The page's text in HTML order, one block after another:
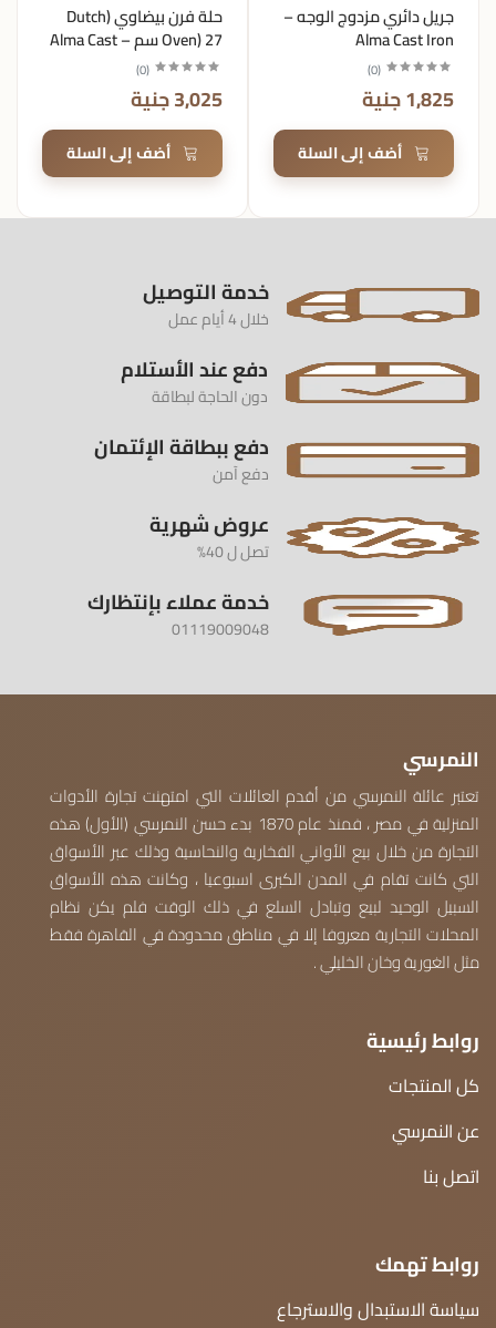
حلة فرن بيضاوي (Dutch
Oven) 27 سم – Alma Cast
Iron
(
0
)
3,025 جنية
أضف إلى السلة
جريل دائري مزدوج الوجه –
Alma Cast Iron
(
0
)
1,825 جنية
أضف إلى السلة
خدمة التوصيل
خلال 4 أيام عمل
دفع عند الأستلام
دون الحاجة لبطاقة
دفع ببطاقة الإئتمان
دفع آمن
عروض شهرية
تصل ل 40%
خدمة عملاء بإنتظارك
01119009048
النمرسي
تعتبر عائلة النمرسي من أقدم العائلات التي امتهنت تجارة الأدوات
المنزلية في مصر ، فمنذ عام 1870 بدء حسن النمرسي (الأول) هذه
التجارة من خلال بيع الأواني الفخارية والنحاسية وذلك عبر الأسواق
التي كانت تقام في المدن الكبرى اسبوعيا ، وكانت هذه الأسواق
السبيل الوحيد لبيع وتبادل السلع في ذلك الوقت فلم يكن نظام
المحلات التجارية معروفا إلا في مناطق محدودة في القاهرة فقط
مثل الغورية وخان الخليلي .
روابط رئيسية
كل المنتجات
عن النمرسي
اتصل بنا
روابط تهمك
سياسة الاستبدال والاسترجاع